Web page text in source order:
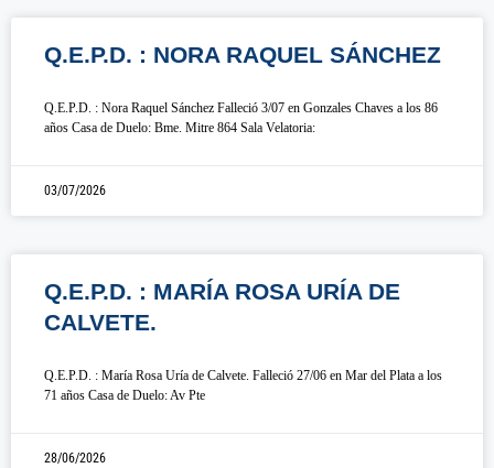
Q.E.P.D. : NORA RAQUEL SÁNCHEZ
Q.E.P.D. : Nora Raquel Sánchez Falleció 3/07 en Gonzales Chaves a los 86
años Casa de Duelo: Bme. Mitre 864 Sala Velatoria:
03/07/2026
Q.E.P.D. : MARÍA ROSA URÍA DE
CALVETE.
Q.E.P.D. : María Rosa Uría de Calvete. Falleció 27/06 en Mar del Plata a los
71 años Casa de Duelo: Av Pte
28/06/2026